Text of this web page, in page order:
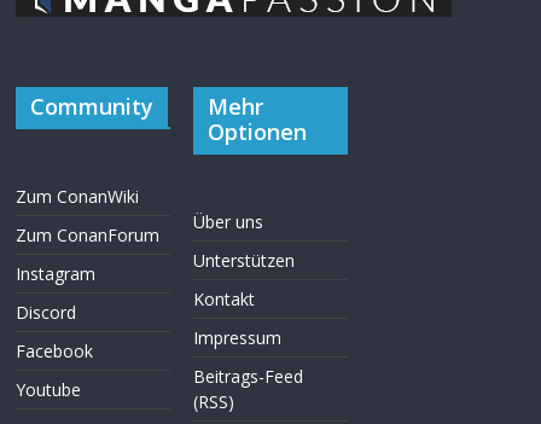
Community
Zum ConanWiki
Zum ConanForum
Instagram
Discord
Facebook
Youtube
Mehr
Optionen
Über uns
Unterstützen
Kontakt
Impressum
Beitrags-Feed
(RSS)